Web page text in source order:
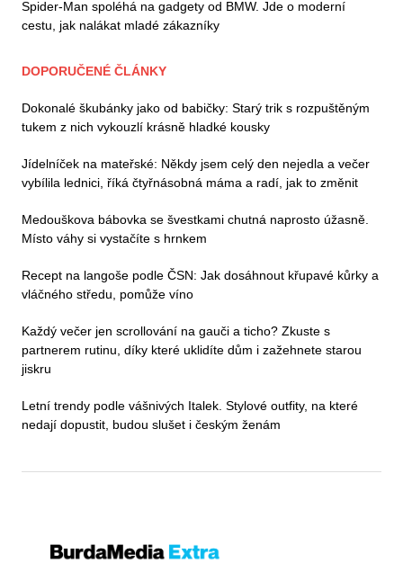
Spider-Man spoléhá na gadgety od BMW. Jde o moderní
cestu, jak nalákat mladé zákazníky
DOPORUČENÉ ČLÁNKY
Dokonalé škubánky jako od babičky: Starý trik s rozpuštěným
tukem z nich vykouzlí krásně hladké kousky
Jídelníček na mateřské: Někdy jsem celý den nejedla a večer
vybílila lednici, říká čtyřnásobná máma a radí, jak to změnit
Medouškova bábovka se švestkami chutná naprosto úžasně.
Místo váhy si vystačíte s hrnkem
Recept na langoše podle ČSN: Jak dosáhnout křupavé kůrky a
vláčného středu, pomůže víno
Každý večer jen scrollování na gauči a ticho? Zkuste s
partnerem rutinu, díky které uklidíte dům i zažehnete starou
jiskru
Letní trendy podle vášnivých Italek. Stylové outfity, na které
nedají dopustit, budou slušet i českým ženám